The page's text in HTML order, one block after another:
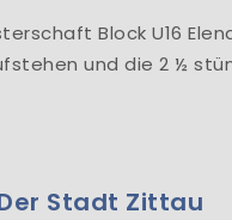
Block U16
und die 2 ½
Stadt Zittau